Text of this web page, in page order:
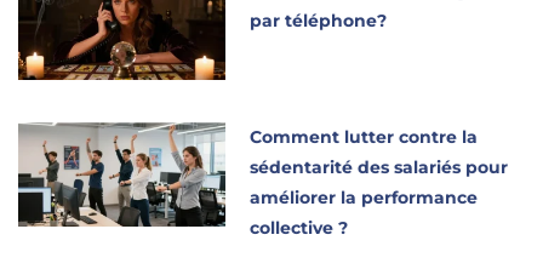
par téléphone?
Comment lutter contre la
sédentarité des salariés pour
améliorer la performance
collective ?